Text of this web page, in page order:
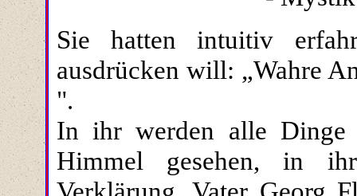
Sie hatten intuitiv
ausdrücken will: „Wahre
".
In ihr werden alle
Himmel gesehen, in